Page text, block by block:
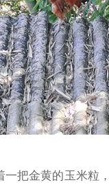
把金黄的玉米粒